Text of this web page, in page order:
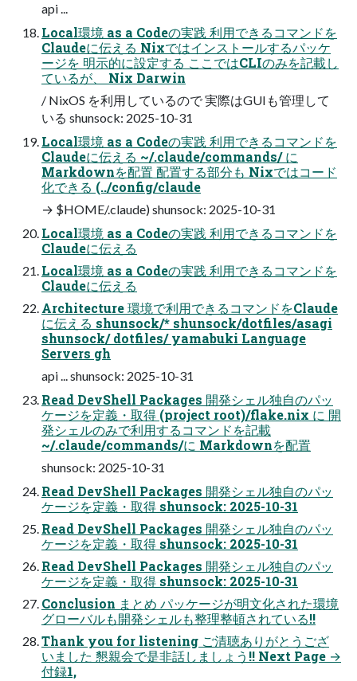
api ...
Local環境 as a Codeの実践 利用できるコマンドを
Claudeに伝える Nixではインストールするパッケ
ージを 明示的に設定する ここではCLIのみを記載し
ているが、 Nix Darwin
/ NixOS を利用しているので 実際はGUIも管理して
いる shunsock: 2025-10-31
Local環境 as a Codeの実践 利用できるコマンドを
Claudeに伝える ~/.claude/commands/ に
Markdownを配置 配置する部分も Nixではコード
化できる (../config/claude
→ $HOME/.claude) shunsock: 2025-10-31
Local環境 as a Codeの実践 利用できるコマンドを
Claudeに伝える
Local環境 as a Codeの実践 利用できるコマンドを
Claudeに伝える
Architecture 環境で利用できるコマンドをClaude
に伝える shunsock/* shunsock/dotfiles/asagi
shunsock/ dotfiles/ yamabuki Language
Servers gh
api ... shunsock: 2025-10-31
Read DevShell Packages 開発シェル独自のパッ
ケージを定義・取得 (project root)/flake.nix に 開
発シェルのみで利用するコマンドを記載
~/.claude/commands/に Markdownを配置
shunsock: 2025-10-31
Read DevShell Packages 開発シェル独自のパッ
ケージを定義・取得 shunsock: 2025-10-31
Read DevShell Packages 開発シェル独自のパッ
ケージを定義・取得 shunsock: 2025-10-31
Read DevShell Packages 開発シェル独自のパッ
ケージを定義・取得 shunsock: 2025-10-31
Conclusion まとめ パッケージが明文化された環境
グローバルも開発シェルも整理整頓されている!!
Thank you for listening ご清聴ありがとうござ
いました 懇親会で是非話しましょう!! Next Page →
付録1,